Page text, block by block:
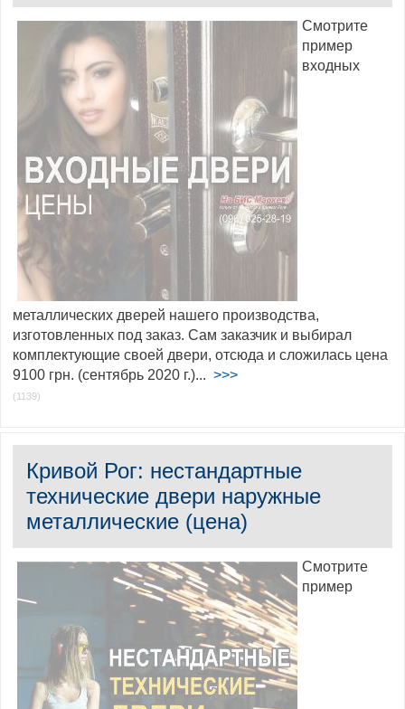
Смотрите
пример
входных
металлических дверей нашего производства,
изготовленных под заказ. Сам заказчик и выбирал
комплектующие своей двери, отсюда и сложилась цена
9100 грн. (сентябрь 2020 г.)... >>>
(1139)
Кривой Рог: нестандартные
технические двери наружные
металлические (цена)
Смотрите
пример